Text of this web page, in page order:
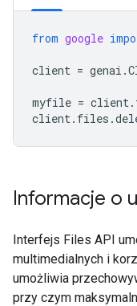
from google
client = genai .
myfile = client.
client. files .
Informacje o
Interfejs Files API
multimedialnych i
umożliwia
przy czym